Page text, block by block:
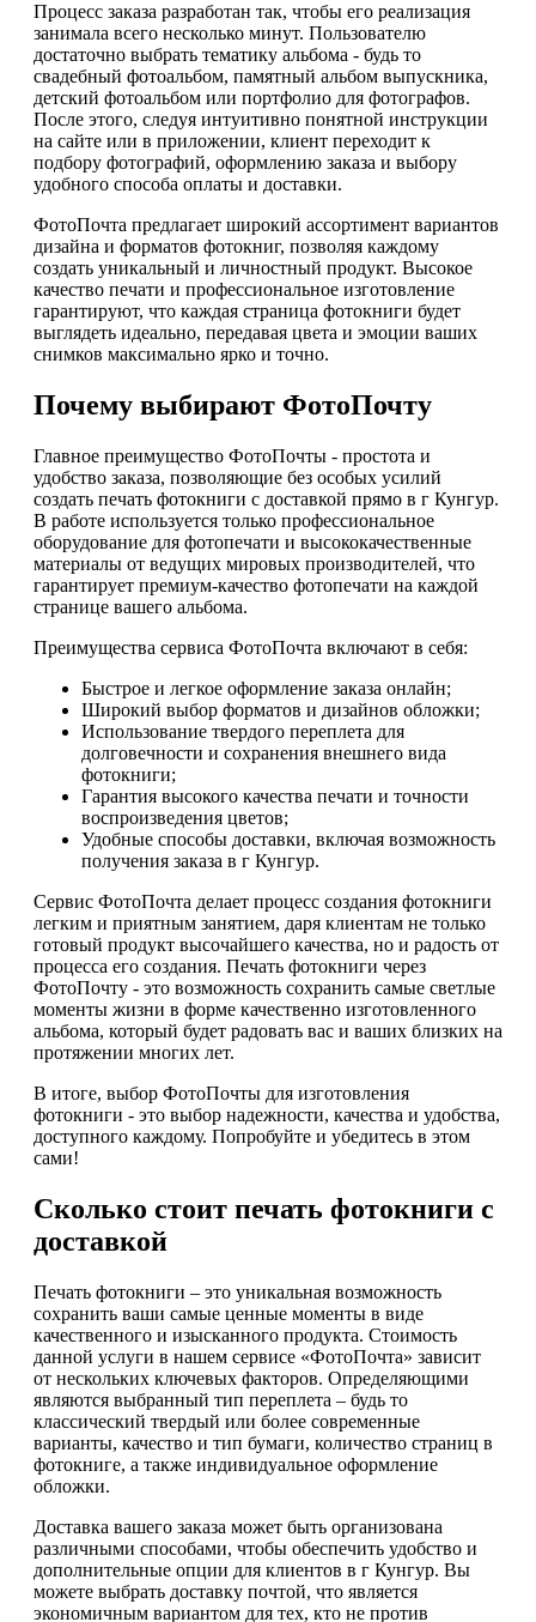
Процесс заказа разработан так, чтобы его реализация
занимала всего несколько минут. Пользователю
достаточно выбрать тематику альбома - будь то
свадебный фотоальбом, памятный альбом выпускника,
детский фотоальбом или портфолио для фотографов.
После этого, следуя интуитивно понятной инструкции
на сайте или в приложении, клиент переходит к
подбору фотографий, оформлению заказа и выбору
удобного способа оплаты и доставки.
ФотоПочта предлагает широкий ассортимент вариантов
дизайна и форматов фотокниг, позволяя каждому
создать уникальный и личностный продукт. Высокое
качество печати и профессиональное изготовление
гарантируют, что каждая страница фотокниги будет
выглядеть идеально, передавая цвета и эмоции ваших
снимков максимально ярко и точно.
Почему выбирают ФотоПочту
Главное преимущество ФотоПочты - простота и
удобство заказа, позволяющие без особых усилий
создать печать фотокниги с доставкой прямо в г Кунгур.
В работе используется только профессиональное
оборудование для фотопечати и высококачественные
материалы от ведущих мировых производителей, что
гарантирует премиум-качество фотопечати на каждой
странице вашего альбома.
Преимущества сервиса ФотоПочта включают в себя:
Быстрое и легкое оформление заказа онлайн;
Широкий выбор форматов и дизайнов обложки;
Использование твердого переплета для
долговечности и сохранения внешнего вида
фотокниги;
Гарантия высокого качества печати и точности
воспроизведения цветов;
Удобные способы доставки, включая возможность
получения заказа в г Кунгур.
Сервис ФотоПочта делает процесс создания фотокниги
легким и приятным занятием, даря клиентам не только
готовый продукт высочайшего качества, но и радость от
процесса его создания. Печать фотокниги через
ФотоПочту - это возможность сохранить самые светлые
моменты жизни в форме качественно изготовленного
альбома, который будет радовать вас и ваших близких на
протяжении многих лет.
В итоге, выбор ФотоПочты для изготовления
фотокниги - это выбор надежности, качества и удобства,
доступного каждому. Попробуйте и убедитесь в этом
сами!
Сколько стоит печать фотокниги с
доставкой
Печать фотокниги – это уникальная возможность
сохранить ваши самые ценные моменты в виде
качественного и изысканного продукта. Стоимость
данной услуги в нашем сервисе «ФотоПочта» зависит
от нескольких ключевых факторов. Определяющими
являются выбранный тип переплета – будь то
классический твердый или более современные
варианты, качество и тип бумаги, количество страниц в
фотокниге, а также индивидуальное оформление
обложки.
Доставка вашего заказа может быть организована
различными способами, чтобы обеспечить удобство и
дополнительные опции для клиентов в г Кунгур. Вы
можете выбрать доставку почтой, что является
экономичным вариантом для тех, кто не против